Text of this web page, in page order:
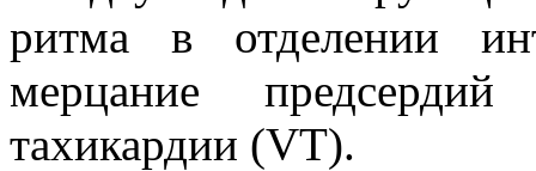
ритма в отделении
мерцание
тахикардии (VT).